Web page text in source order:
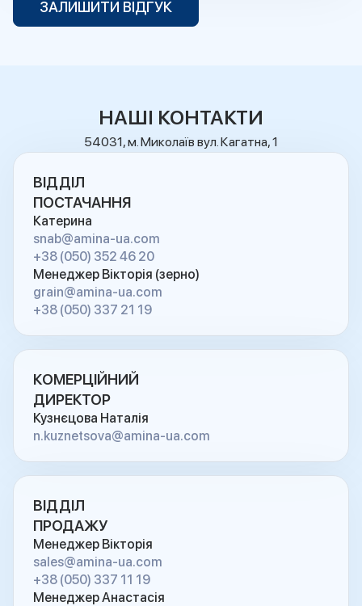
ЗАЛИШИТИ ВІДГУК
НАШІ КОНТАКТИ
54031, м. Миколаїв вул. Кагатна, 1
ВІДДІЛ
ПОСТАЧАННЯ
Катерина
snab@amina-ua.com
+38 (050) 352 46 20
Менеджер Вікторія (зерно)
grain@amina-ua.com
+38 (050) 337 21 19
КОМЕРЦІЙНИЙ
ДИРЕКТОР
Кузнєцова Наталія
n.kuznetsova@amina-ua.com
ВІДДІЛ
ПРОДАЖУ
Менеджер Вікторія
sales@amina-ua.com
+38 (050) 337 11 19
Менеджер Анастасія